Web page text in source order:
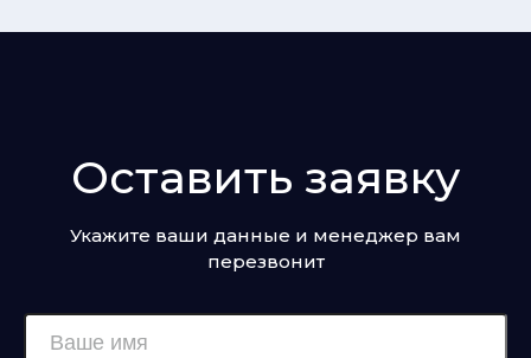
Оставить заявку
Укажите ваши данные и менеджер вам
перезвонит